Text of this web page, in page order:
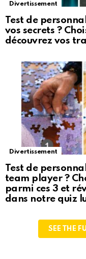
Divertissement
Test de
vos secrets ?
découvrez vos
Divertissement
Test de
team player ?
parmi ces 3 et
dans notre quiz
SEE THE